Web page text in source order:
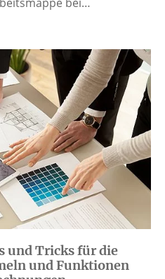
bei…
und Tricks für die
und Funktionen